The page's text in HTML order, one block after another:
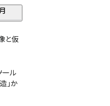
と仮
ール
」か